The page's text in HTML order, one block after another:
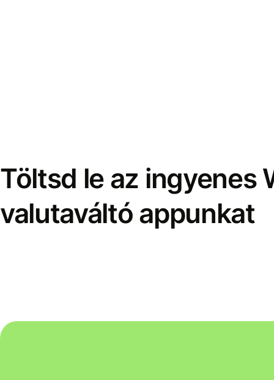
Töltsd le az ingyenes
valutaváltó appunkat